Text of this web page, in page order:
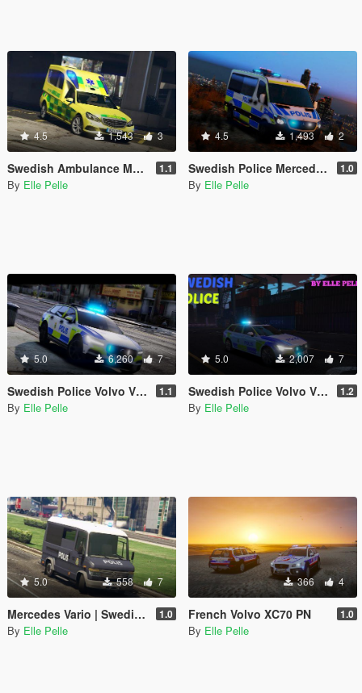
4.5 1,543 3
Swedish Ambulance Mercedes E-class 1.1
By Elle Pelle
4.5 1,493 2
Swedish Police Mercedes Sprinter 1.0
By Elle Pelle
5.0 6,260 7
Swedish Police Volvo V90 Cross Country CC Paintjob 1.1
By Elle Pelle
5.0 2,007 7
Swedish Police Volvo V90 1.2
By Elle Pelle
5.0 558 7
Mercedes Vario | Swedish Riot Police Paintjob 1.0
By Elle Pelle
366 4
French Volvo XC70 PN 1.0
By Elle Pelle